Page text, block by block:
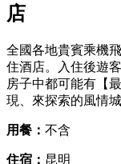
店
全國各地貴賓乘機
住酒店。入住後遊
房子中都可能有【
現、來探索的風情
用餐： 不含
住宿： 昆明